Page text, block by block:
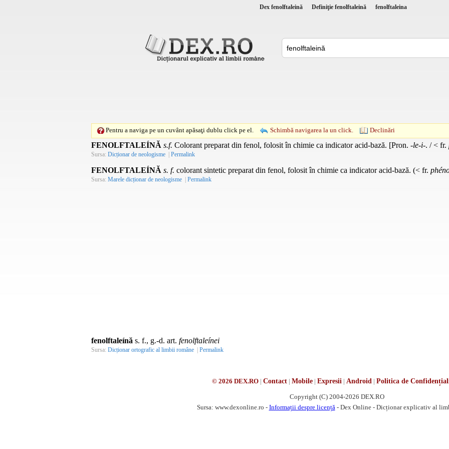
Dex fenolftaleină Definiţie fenolftaleină fenolftaleina
Pentru a naviga pe un cuvânt apăsaţi dublu click pe el. Schimbă navigarea la un click. Declinări
FENOLFTALEÍNĂ s.f. Colorant preparat din fenol, folosit în chimie ca indicator acid-bază. [Pron. -le-i-. / < fr.
Sursa: Dicționar de neologisme | Permalink
FENOLFTALEÍNĂ s. f. colorant sintetic preparat din fenol, folosit în chimie ca indicator acid-bază. (< fr.
Sursa: Marele dicționar de neologisme | Permalink
fenolftaleínă s. f., g.-d. art. fenolftaleínei
Sursa: Dicționar ortografic al limbii române | Permalink
© 2026 DEX.RO| Contact| Mobile| Expresii | Android | Politica de
Copyright (C) 2004-2026 DEX.RO
Sursa: www.dexonline.ro - Informații despre licență - Dex Online - Dicționar explicativ al